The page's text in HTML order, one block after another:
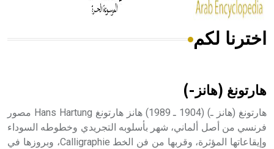
هل تعلم أن الأبسيد كلمة فرنسية اللفظ تم اعتمادها مصطلحاً
- هل تعلم أن أبجر Abgar اسم معروف جيداً يعود إلى عدد من
اخترنا لكم
هارتونغ (هانز-)
هارتونغ (هانز ـ) (1904 ـ 1989) هانز هارتونغ Hans Hartung مصور
فرنسي من أصل ألماني، شهر بأسلوبه التجريدي وخطوطه السوداء
وإيقاعاتها المؤثرة، وقربها من فن الخط Calligraphie، وبروزها في